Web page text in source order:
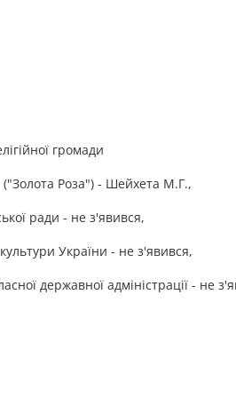
громади
("Золота Роза") - Шейхета М.Г.,
ради - не з'явився,
України - не з'явився,
державної адміністрації - не